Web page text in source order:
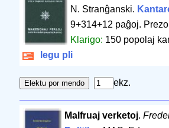
N. Stranĝanski.
9+314+12 paĝoj.
Klarigo: 150 popolaj
legu pli
ekz.
Malfruaj verketoj.